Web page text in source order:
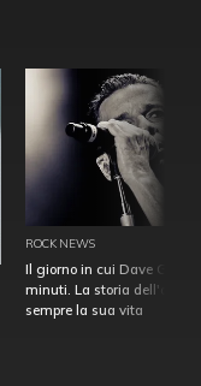
ROCK NEWS
Il giorno in cui Dave
minuti. La storia
sempre la sua vita